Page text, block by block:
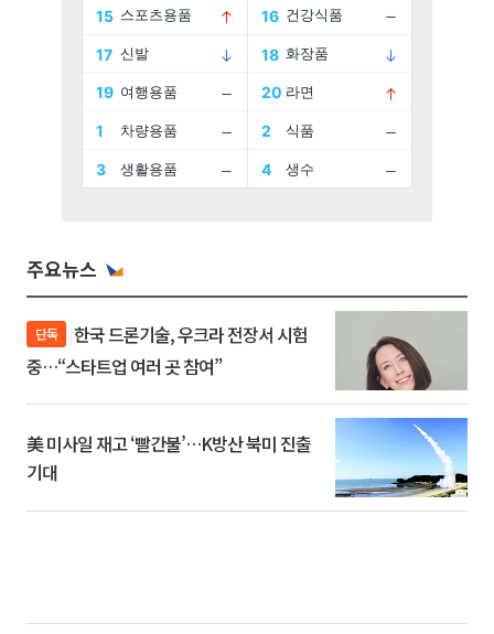
주요뉴스
단독
중…“스타트업 여러 곳 참여”
美 미사일 재고 ‘빨간불’…K방산 북미 진출
기대